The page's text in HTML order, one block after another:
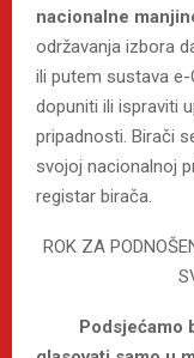
nacionalne
održavanja izbora
ili putem sustava
dopuniti ili ispraviti
pripadnosti. Birači
svojoj nacionalnoj
registar birača.
ROK ZA
Podsjećamo